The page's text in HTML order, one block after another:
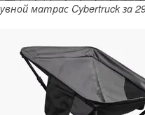
матрас Cybertruck за